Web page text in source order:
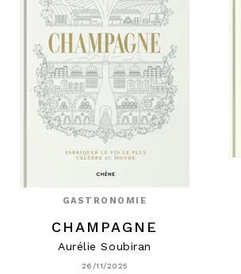
GASTRONOMIE
CHAMPAGNE
Aurélie Soubiran
26/11/2025